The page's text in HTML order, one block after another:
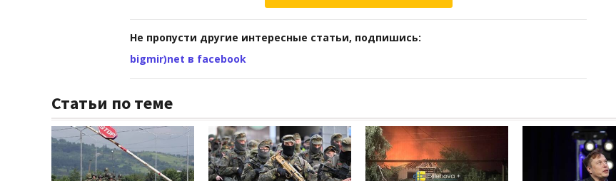
Не пропусти другие интересные статьи, подпишись:
bigmir)net в facebook
Статьи по теме